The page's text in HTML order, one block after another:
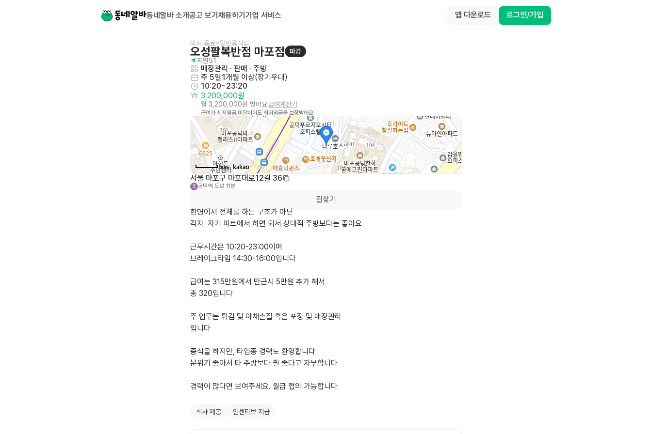
동네알바 소개공고 보기 채용하기 기업 서비스 앱 다운로드 로그인/가입
외식·음료>일반음식점
오성팔복반점 마포점
마감
지원51
매장관리 · 판매 · 주방
주 5일1개월 이상(장기우대 )
10:20~23:20
3,200,000원
월 3,200,000원 벌어요급여계산기
급여가 최저임금 미달이어도 최저임금을 보장받아요
50m
서울 마포구 마포대로12길 36
5 공덕역 도보 11분
길찾기
한명이서 전체를 하는 구조가 아닌
각자  자기 파트에서 하면 되서 상대적 주방보다는 좋아요
근무시간은 10:20-23:00이며
브레이크타임 14:30-16:00입니다
급여는 315만원에서 만근시 5만원 추가 해서
총 320입니다
주 업무는 튀김 및 야채손질 혹은 포장 및 매장관리
입니다
중식을 하지만, 타업종 경력도 환영합니다
분위기 좋아서 타 주방보다 훨 좋다고 자부합니다
경력이 많다면 보여주세요. 월급 협의 가능합니다
식사 제공 인센티브 지급